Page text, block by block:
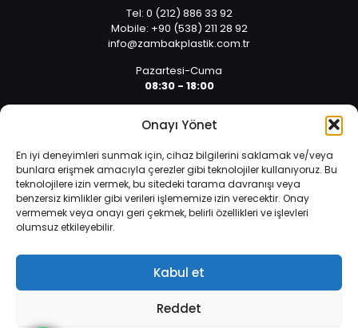
Onayı Yönet
En iyi deneyimleri sunmak için, cihaz bilgilerini saklamak ve/veya
bunlara erişmek amacıyla çerezler gibi teknolojiler kullanıyoruz. Bu
teknolojilere izin vermek, bu sitedeki tarama davranışı veya
benzersiz kimlikler gibi verileri işlememize izin verecektir. Onay
vermemek veya onayı geri çekmek, belirli özellikleri ve işlevleri
olumsuz etkileyebilir.
Kabul et
Reddet
Tel: 0 (212) 886 33 92
Mobile: +90 (538) 211 28 92
info@zambakplastik.com.tr
Pazartesi-Cuma
08:30 - 18:00
08:30 - 14:30
işlenmektedir. Zorunlu çerezler, internet sitemizin çalışması,
güvenliği ve bilgi toplumu hizmetlerinin sunulması amacıyla
Daha fazla bilgi edinin